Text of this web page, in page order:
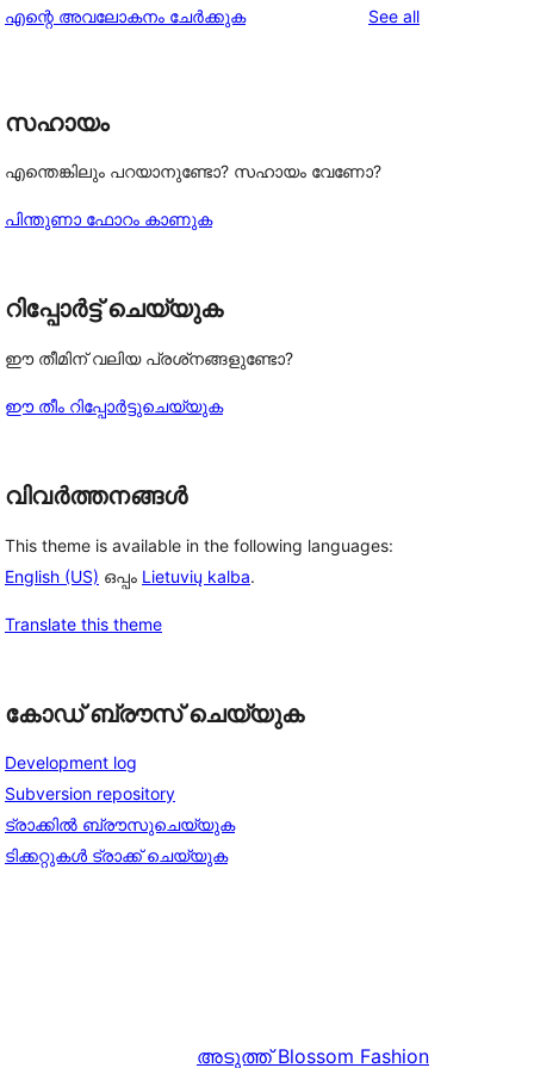
reviews
എന്റെ അവലോകനം ചേർക്കുക See allreviews
സഹായം
എന്തെങ്കിലും പറയാനുണ്ടോ? സഹായം വേണോ?
പിന്തുണാ ഫോറം കാണുക
റിപ്പോർട്ട് ചെയ്യുക
ഈ തീമിന് വലിയ പ്രശ്‌നങ്ങളുണ്ടോ?
ഈ തീം റിപ്പോർട്ടുചെയ്യുക
വിവർത്തനങ്ങൾ
This theme is available in the following languages:
English (US) ഒപ്പം Lietuvių kalba.
Translate this theme
കോഡ് ബ്രൗസ് ചെയ്യുക
Development log
Subversion repository
ട്രാക്കിൽ ബ്രൗസുചെയ്യുക
ടിക്കറ്റുകൾ ട്രാക്ക് ചെയ്യുക
അടുത്ത്Blossom Fashion